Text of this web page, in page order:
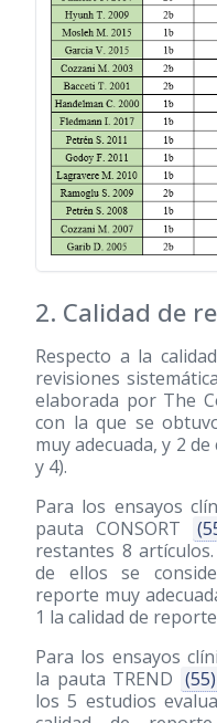
2. Calidad de
Respecto a la
revisiones
elaborada por The
con la que se
muy adecuada, y 2
y 4).
Para los ensayos
pauta CONSORT
restantes 8
de ellos se
reporte muy
1 la calidad de
Para los ensayos
la pauta TREND (55)
los 5 estudios